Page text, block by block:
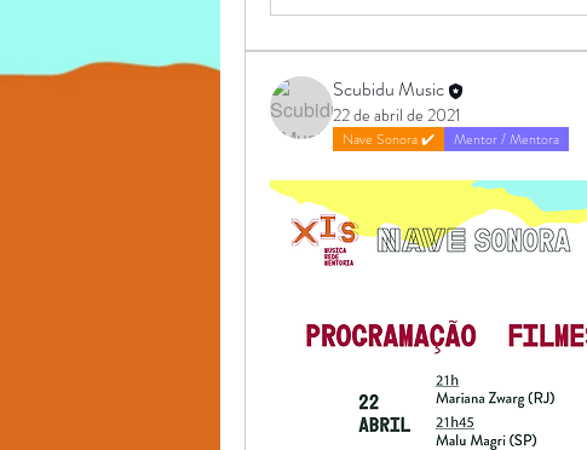
Scubidu Music
22 de abril de 2021
Nave Sonora ✔️ Mentor / Mentora